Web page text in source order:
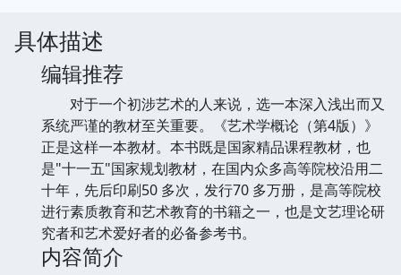
具体描述
编辑推荐
对于一个初涉艺术的人来说，选一本深入浅出而又
系统严谨的教材至关重要。《艺术学概论（第4版）》
正是这样一本教材。本书既是国家精品课程教材，也
是"十一五"国家规划教材，在国内众多高等院校沿用二
十年，先后印刷50 多次，发行70 多万册，是高等院校
进行素质教育和艺术教育的书籍之一，也是文艺理论研
究者和艺术爱好者的必备参考书。
内容简介